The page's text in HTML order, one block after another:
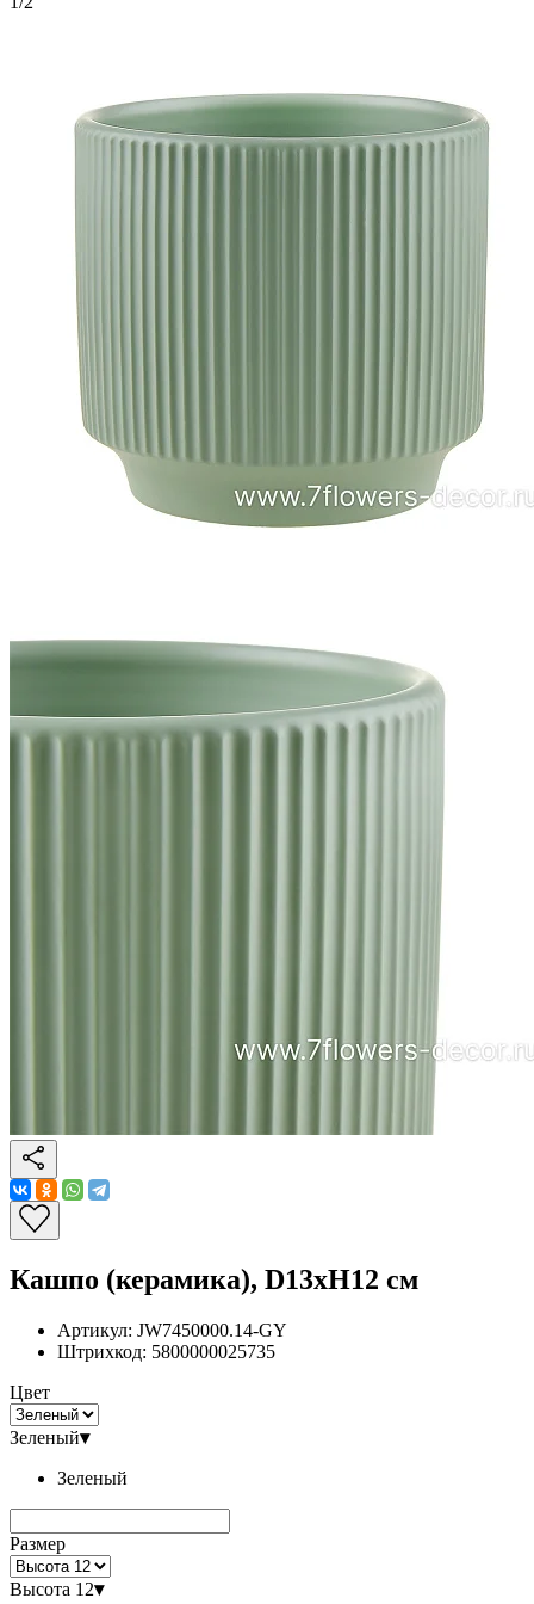
Кашпо (керамика), D13xH12 см
Артикул: JW7450000.14-GY
Штрихкод: 5800000025735
Цвет
Зеленый▾
Зеленый
Размер
Высота 12▾